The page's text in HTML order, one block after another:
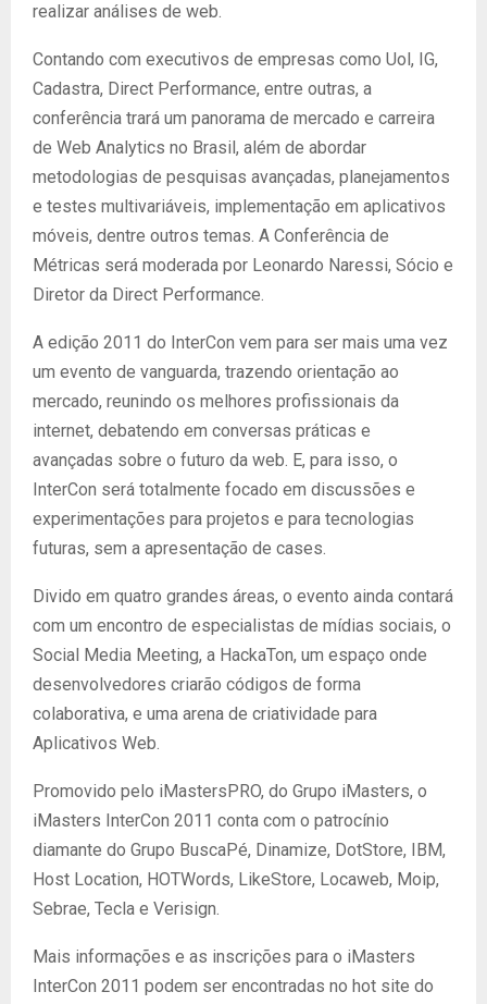
realizar análises de web.
Contando com executivos de empresas como Uol, IG,
Cadastra, Direct Performance, entre outras, a
conferência trará um panorama de mercado e carreira
de Web Analytics no Brasil, além de abordar
metodologias de pesquisas avançadas, planejamentos
e testes multivariáveis, implementação em aplicativos
móveis, dentre outros temas. A Conferência de
Métricas será moderada por Leonardo Naressi, Sócio e
Diretor da Direct Performance.
A edição 2011 do InterCon vem para ser mais uma vez
um evento de vanguarda, trazendo orientação ao
mercado, reunindo os melhores profissionais da
internet, debatendo em conversas práticas e
avançadas sobre o futuro da web. E, para isso, o
InterCon será totalmente focado em discussões e
experimentações para projetos e para tecnologias
futuras, sem a apresentação de cases.
Divido em quatro grandes áreas, o evento ainda contará
com um encontro de especialistas de mídias sociais, o
Social Media Meeting, a HackaTon, um espaço onde
desenvolvedores criarão códigos de forma
colaborativa, e uma arena de criatividade para
Aplicativos Web.
Promovido pelo iMastersPRO, do Grupo iMasters, o
iMasters InterCon 2011 conta com o patrocínio
diamante do Grupo BuscaPé, Dinamize, DotStore, IBM,
Host Location, HOTWords, LikeStore, Locaweb, Moip,
Sebrae, Tecla e Verisign.
Mais informações e as inscrições para o iMasters
InterCon 2011 podem ser encontradas no hot site do